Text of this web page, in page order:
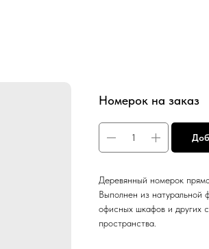
Номерок на заказ
Деревянный номерок
Выполнен из натуральной
офисных шкафов и других
пространства.